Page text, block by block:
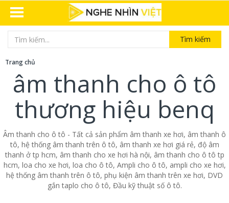
Tìm kiếm
Trang chủ
âm thanh cho ô tô
thương hiệu benq
Âm thanh cho ô tô - Tất cả sản phẩm âm thanh xe hơi, âm thanh ô
tô, hệ thống âm thanh trên ô tô, âm thanh xe hơi giá rẻ, độ âm
thanh ở tp hcm, âm thanh cho xe hơi hà nội, âm thanh cho ô tô tp
hcm, loa cho xe hơi, loa cho ô tô, Ampli cho ô tô, ampli cho xe hơi,
hệ thống âm thanh trên ô tô, phụ kiện âm thanh trên xe hơi, DVD
gắn taplo cho ô tô, Đầu kỹ thuật số ô tô.